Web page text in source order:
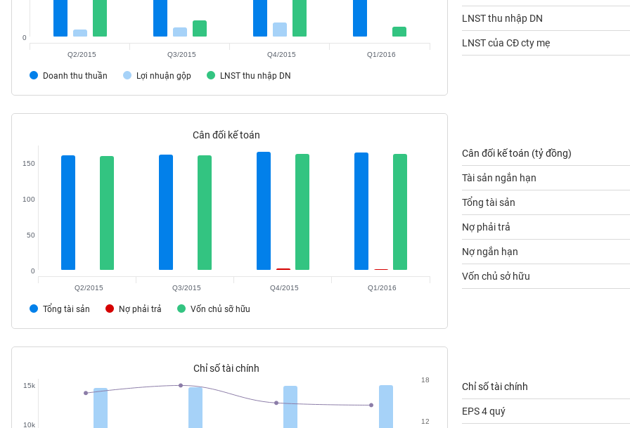
Doanh thu thuần Lợi nhuận gộp LNST thu nhập DN
0
Q2/2015 Q3/2015 Q4/2015 Q1/2016
LNST thu nhập DN
LNST của CĐ cty mẹ
Cân đối kế toán
Tổng tài sản Nợ phải trả Vốn chủ sỡ hữu
0
50
100
150
Q2/2015 Q3/2015 Q4/2015 Q1/2016
Cân đối kế toán (tỷ đồng)
Tài sản ngắn hạn
Tổng tài sản
Nợ phải trả
Nợ ngắn hạn
Vốn chủ sở hữu
Chỉ số tài chính
10k
15k
12
18
Chỉ số tài chính
EPS 4 quý
NGHIỆP
TIÊU
DÙNG
YẾU
TIÊU
THIẾT
CHĂM
SỨC